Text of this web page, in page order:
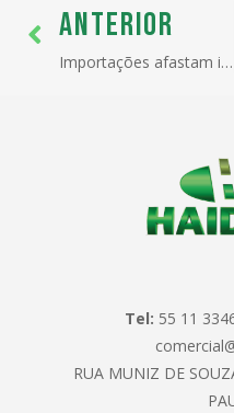
ANTERIOR
Importações afastam indústria e comércio
Tel: 55 11
RUA MUNIZ DE